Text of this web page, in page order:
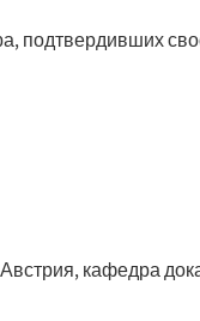
подтвердивших
кафедра